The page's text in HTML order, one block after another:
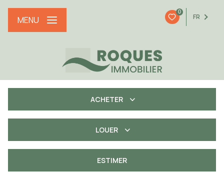
0
FR
MENU
ACHETER
De l'immo pro
LOUER
ESTIMER